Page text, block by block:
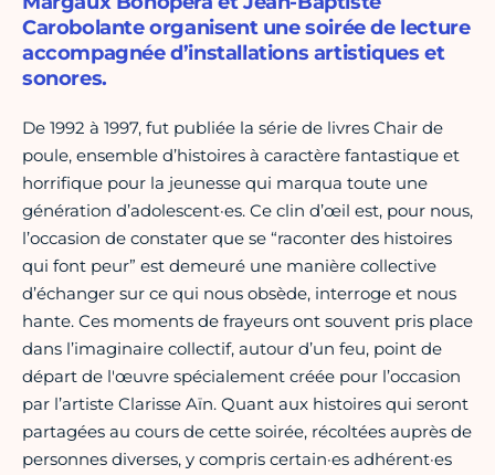
Carobolante organisent une soirée de lecture
accompagnée d’installations artistiques et
sonores.
De 1992 à 1997, fut publiée la série de livres Chair de
poule, ensemble d’histoires à caractère fantastique et
horrifique pour la jeunesse qui marqua toute une
génération d’adolescent·es. Ce clin d’œil est, pour nous,
l’occasion de constater que se “raconter des histoires
qui font peur” est demeuré une manière collective
d’échanger sur ce qui nous obsède, interroge et nous
hante. Ces moments de frayeurs ont souvent pris place
dans l’imaginaire collectif, autour d’un feu, point de
départ de l'œuvre spécialement créée pour l’occasion
par l’artiste Clarisse Aïn. Quant aux histoires qui seront
partagées au cours de cette soirée, récoltées auprès de
personnes diverses, y compris certain·es adhérent·es